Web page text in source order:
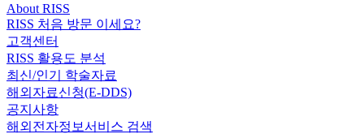
About RISS
RISS 처음 방문 이세요?
고객센터
RISS 활용도 분석
최신/인기 학술자료
해외자료신청(E-DDS)
공지사항
해외전자정보서비스 검색